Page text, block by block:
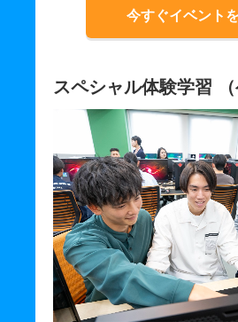
今すぐイベント
スペシャル体験学習 （